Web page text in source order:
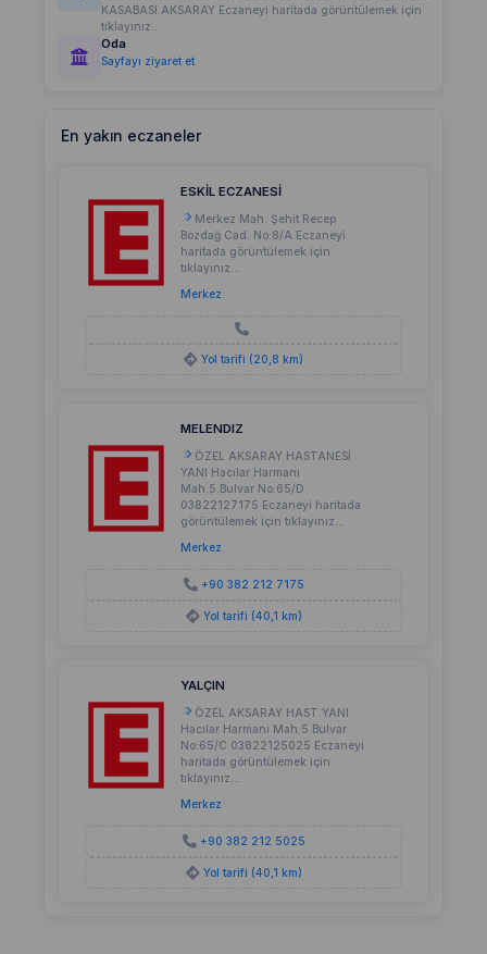
KASABASI AKSARAY Eczaneyi haritada görüntülemek için
tıklayınız...
Oda
Sayfayı ziyaret et
En yakın eczaneler
ESKİL ECZANESİ
Merkez Mah. Şehit Recep
Bozdağ Cad. No:8/A Eczaneyi
haritada görüntülemek için
tıklayınız...
Merkez
Yol tarifi (20,8 km)
MELENDIZ
ÖZEL AKSARAY HASTANESİ
YANI Hacılar Harmanı
Mah.5.Bulvar No:65/D
03822127175 Eczaneyi haritada
görüntülemek için tıklayınız...
Merkez
+90 382 212 7175
Yol tarifi (40,1 km)
YALÇIN
ÖZEL AKSARAY HAST.YANI
Hacılar Harmanı Mah.5.Bulvar
No:65/C 03822125025 Eczaneyi
haritada görüntülemek için
tıklayınız...
Merkez
+90 382 212 5025
Yol tarifi (40,1 km)